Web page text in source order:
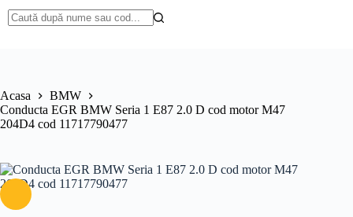
Acasa
BMW
Conducta EGR BMW Seria 1 E87 2.0 D cod motor M47
204D4 cod 11717790477